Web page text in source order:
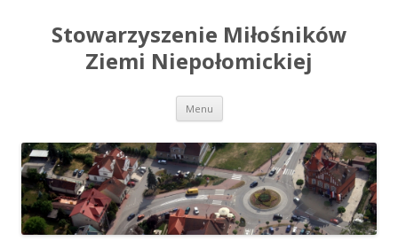
Stowarzyszenie Miłośników
Ziemi Niepołomickiej
Menu Przeskocz
treści